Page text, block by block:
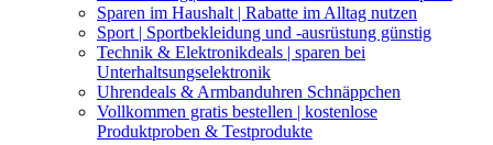
Sparen im Haushalt | Rabatte im Alltag nutzen
Sport | Sportbekleidung und -ausrüstung günstig
Technik & Elektronikdeals | sparen bei
Unterhaltsungselektronik
Uhrendeals & Armbanduhren Schnäppchen
Vollkommen gratis bestellen | kostenlose
Produktproben & Testprodukte